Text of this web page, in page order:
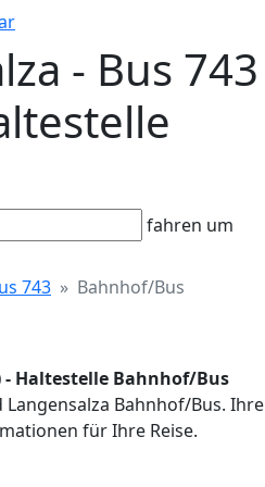
- Bus 743
fahren um
743 Bahnhof/Bus
- Haltestelle Bahnhof/Bus
Bahnhof/Bus. Ihre
für Ihre Reise.